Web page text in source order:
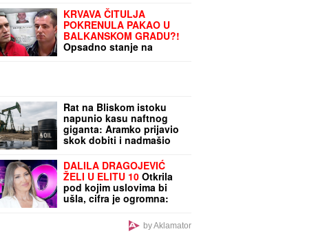
stop prati
KRVAVA ČITULJA
POKRENULA PAKAO U
BALKANSKOM GRADU?!
Opsadno stanje na
Zviceru, onda je usledio
HAOS (FOTO)
Rat na Bliskom istoku
napunio kasu naftnog
giganta: Aramko prijavio
skok dobiti i nadmašio
DALILA DRAGOJEVIĆ
ŽELI U ELITU 10 Otkrila
pod kojim uslovima bi
ušla, cifra je ogromna:
by Aklamator